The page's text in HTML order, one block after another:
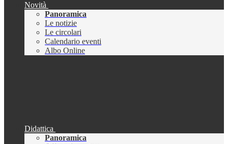
Novità
Panoramica
Le notizie
Le circolari
Calendario eventi
Albo Online
Didattica
Panoramica